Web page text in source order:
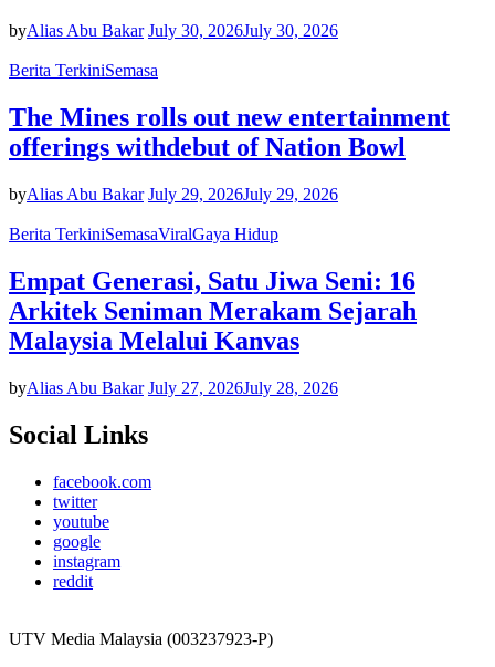
byAlias Abu Bakar July 30, 2026July 30, 2026
Berita TerkiniSemasa
The Mines rolls out new entertainment
offerings withdebut of Nation Bowl
byAlias Abu Bakar July 29, 2026July 29, 2026
Berita TerkiniSemasaViralGaya Hidup
Empat Generasi, Satu Jiwa Seni: 16
Arkitek Seniman Merakam Sejarah
Malaysia Melalui Kanvas
byAlias Abu Bakar July 27, 2026July 28, 2026
Social Links
facebook.com
twitter
youtube
google
instagram
reddit
UTV Media Malaysia (003237923-P)